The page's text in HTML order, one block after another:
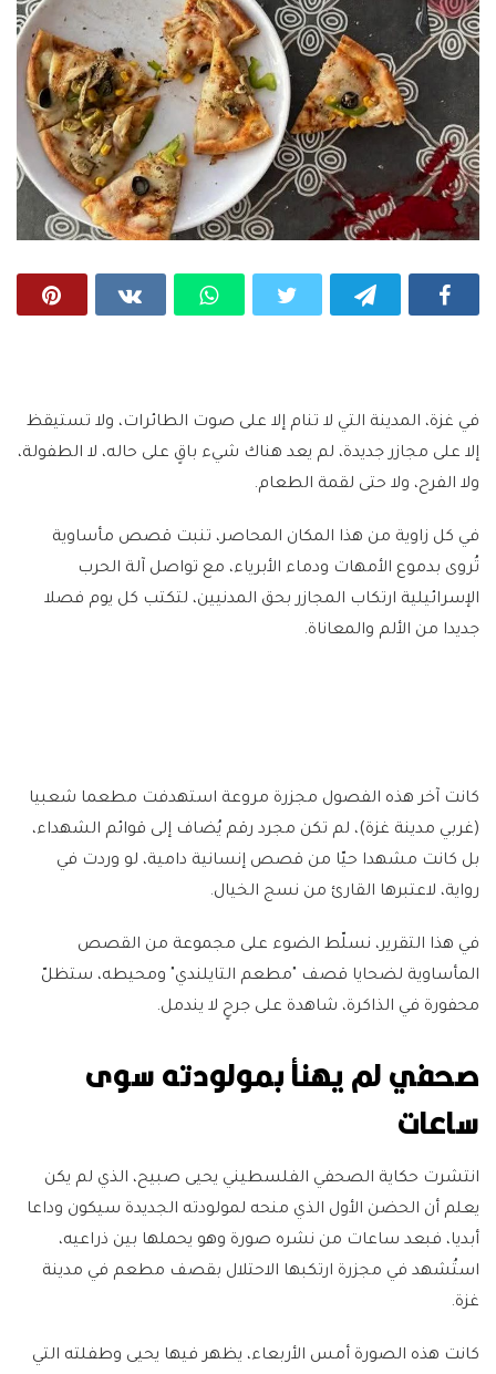
في غزة، المدينة التي لا تنام إلا على صوت الطائرات، ولا تستيقظ
إلا على مجازر جديدة، لم يعد هناك شيء باقٍ على حاله، لا الطفولة،
ولا الفرح، ولا حتى لقمة الطعام.
في كل زاوية من هذا المكان المحاصر، تنبت قصص مأساوية
تُروى بدموع الأمهات ودماء الأبرياء، مع تواصل آلة الحرب
الإسرائيلية ارتكاب المجازر بحق المدنيين، لتكتب كل يوم فصلا
جديدا من الألم والمعاناة.
كانت آخر هذه الفصول مجزرة مروعة استهدفت مطعما شعبيا
(غربي مدينة غزة)، لم تكن مجرد رقم يُضاف إلى قوائم الشهداء،
بل كانت مشهدا حيّا من قصص إنسانية دامية، لو وردت في
رواية، لاعتبرها القارئ من نسج الخيال.
في هذا التقرير، نسلّط الضوء على مجموعة من القصص
المأساوية لضحايا قصف "مطعم التايلندي" ومحيطه، ستظلّ
محفورة في الذاكرة، شاهدة على جرحٍ لا يندمل.
صحفي لم يهنأ بمولودته سوى
ساعات
انتشرت حكاية الصحفي الفلسطيني يحيى صبيح، الذي لم يكن
يعلم أن الحضن الأول الذي منحه لمولودته الجديدة سيكون وداعا
أبديا، فبعد ساعات من نشره صورة وهو يحملها بين ذراعيه،
استُشهد في مجزرة ارتكبها الاحتلال بقصف مطعم في مدينة
غزة.
كانت هذه الصورة أمس الأربعاء، يظهر فيها يحيى وطفلته التي